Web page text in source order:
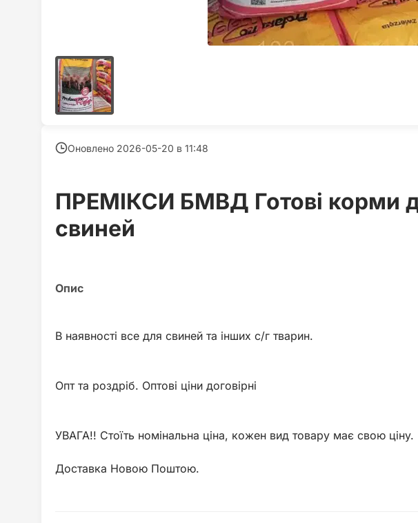
Оновлено 2026-05-20 в 11:48
ПРЕМІКСИ БМВД Готові корми
свиней
В наявності все для свиней та інших с/г тварин.
Опт та роздріб. Оптові ціни договірні
УВАГА!! Стоїть номінальна ціна, кожен вид товару має свою ціну.